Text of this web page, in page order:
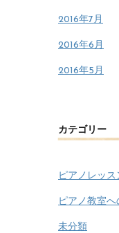
2016年7月
2016年6月
2016年5月
カテゴリー
ピアノレッス
ピアノ教室へ
未分類